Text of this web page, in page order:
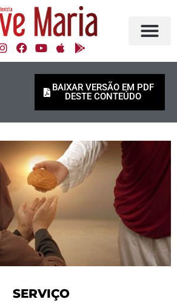
BAIXAR VERSÃO EM PDF
DESTE CONTEÚDO
SERVIÇO